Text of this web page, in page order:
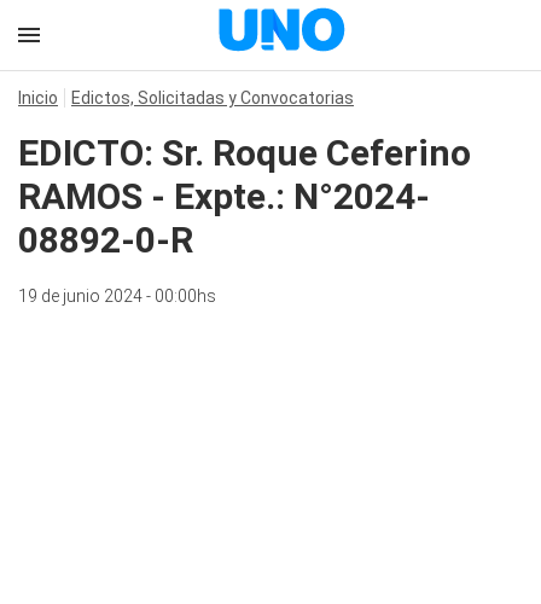
Inicio Edictos, Solicitadas y Convocatorias
EDICTO: Sr. Roque Ceferino
RAMOS - Expte.: N°2024-
08892-0-R
19 de junio 2024 - 00:00hs